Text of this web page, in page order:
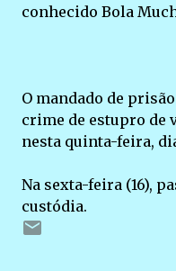
conhecido Bola
O mandado de
crime de estupro de
nesta quinta-feira,
Na sexta-feira (16),
custódia.